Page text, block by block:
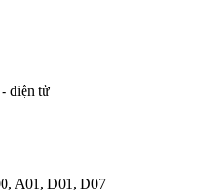
điện tử
A01, D01, D07